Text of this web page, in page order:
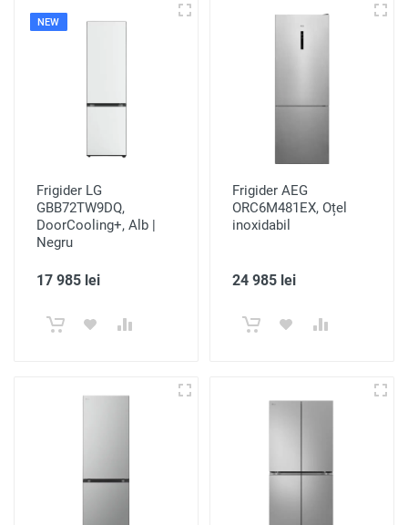
NEW
Frigider LG
GBB72TW9DQ,
DoorCooling+, Alb |
Negru
17 985 lei
Frigider AEG
ORC6M481EX, Oțel
inoxidabil
24 985 lei